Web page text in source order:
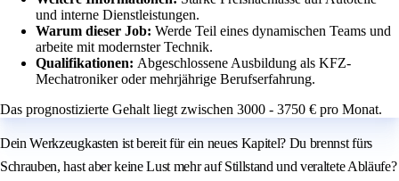
und interne Dienstleistungen.
Warum dieser Job: Werde Teil eines dynamischen Teams und
arbeite mit modernster Technik.
Qualifikationen: Abgeschlossene Ausbildung als KFZ-
Mechatroniker oder mehrjährige Berufserfahrung.
Das prognostizierte Gehalt liegt zwischen 3000 - 3750 € pro Monat.
Dein Werkzeugkasten ist bereit für ein neues Kapitel? Du brennst fürs
Schrauben, hast aber keine Lust mehr auf Stillstand und veraltete Abläufe?